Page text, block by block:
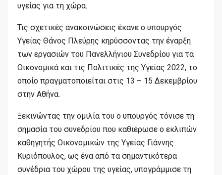
υγείας για τη χώρα.
Τις σχετικές ανακοινώσεις έκανε ο υπουργός
Υγείας Θάνος Πλεύρης κηρύσσοντας την έναρξη
των εργασιών του Πανελλήνιου Συνεδρίου για τα
Οικονομικά και τις Πολιτικές της Υγείας 2022, το
οποίο πραγματοποιείται στις 13 – 15 Δεκεμβρίου
στην Αθήνα.
Ξεκινώντας την ομιλία του ο υπουργός τόνισε τη
σημασία του συνεδρίου που καθιέρωσε ο εκλιπών
καθηγητής Οικονομικών της Υγείας Γιάννης
Κυριόπουλος, ως ένα από τα σημαντικότερα
συνέδρια του χώρου της υγείας, υπογράμμισε τη